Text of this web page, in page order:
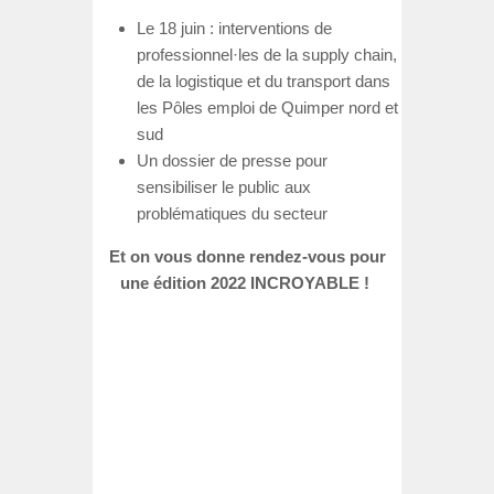
Le 18 juin : interventions de
professionnel·les de la supply chain,
de la logistique et du transport dans
les Pôles emploi de Quimper nord et
sud
Un dossier de presse pour
sensibiliser le public aux
problématiques du secteur
Et on vous donne rendez-vous pour
une édition 2022 INCROYABLE !